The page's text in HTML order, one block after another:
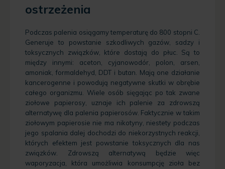
ostrzeżenia
Podczas palenia osiągamy temperaturę do 800 stopni C.
Generuje to powstanie szkodliwych gazów, sadzy i
toksycznych związków, które dostają do płuc. Są to
między innymi: aceton, cyjanowodór, polon, arsen,
amoniak, formaldehyd, DDT i butan. Mają one działanie
kancerogenne i powodują negatywne skutki w obrębie
całego organizmu. Wiele osób sięgając po tak zwane
ziołowe papierosy, uznaje ich palenie za zdrowszą
alternatywę dla palenia papierosów. Faktycznie w takim
ziołowym papierosie nie ma nikotyny, niestety podczas
jego spalania dalej dochodzi do niekorzystnych reakcji,
których efektem jest powstanie toksycznych dla nas
związków. Zdrowszą alternatywą będzie więc
waporyzacja, która umożliwia konsumpcję zioła bez